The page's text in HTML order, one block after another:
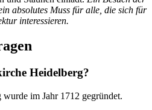
absolutes Muss für alle, die sich für
interessieren.
Heidelberg?
im Jahr 1712 gegründet.